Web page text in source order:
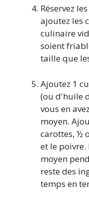
Réservez
ajoutez les
culinaire
soient
taille que
Ajoutez 1
(ou d'huile
vous en
moyen.
carottes, ½
et le poivre.
moyen
reste des
temps en